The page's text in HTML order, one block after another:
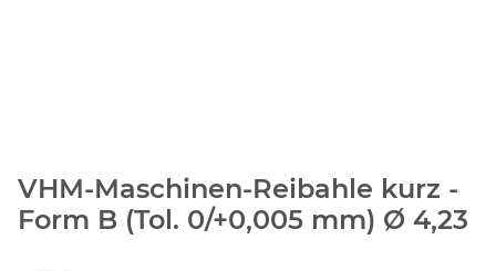
VHM-Maschinen-Reibahle kurz -
Form B (Tol. 0/+0,005 mm) Ø 4,23